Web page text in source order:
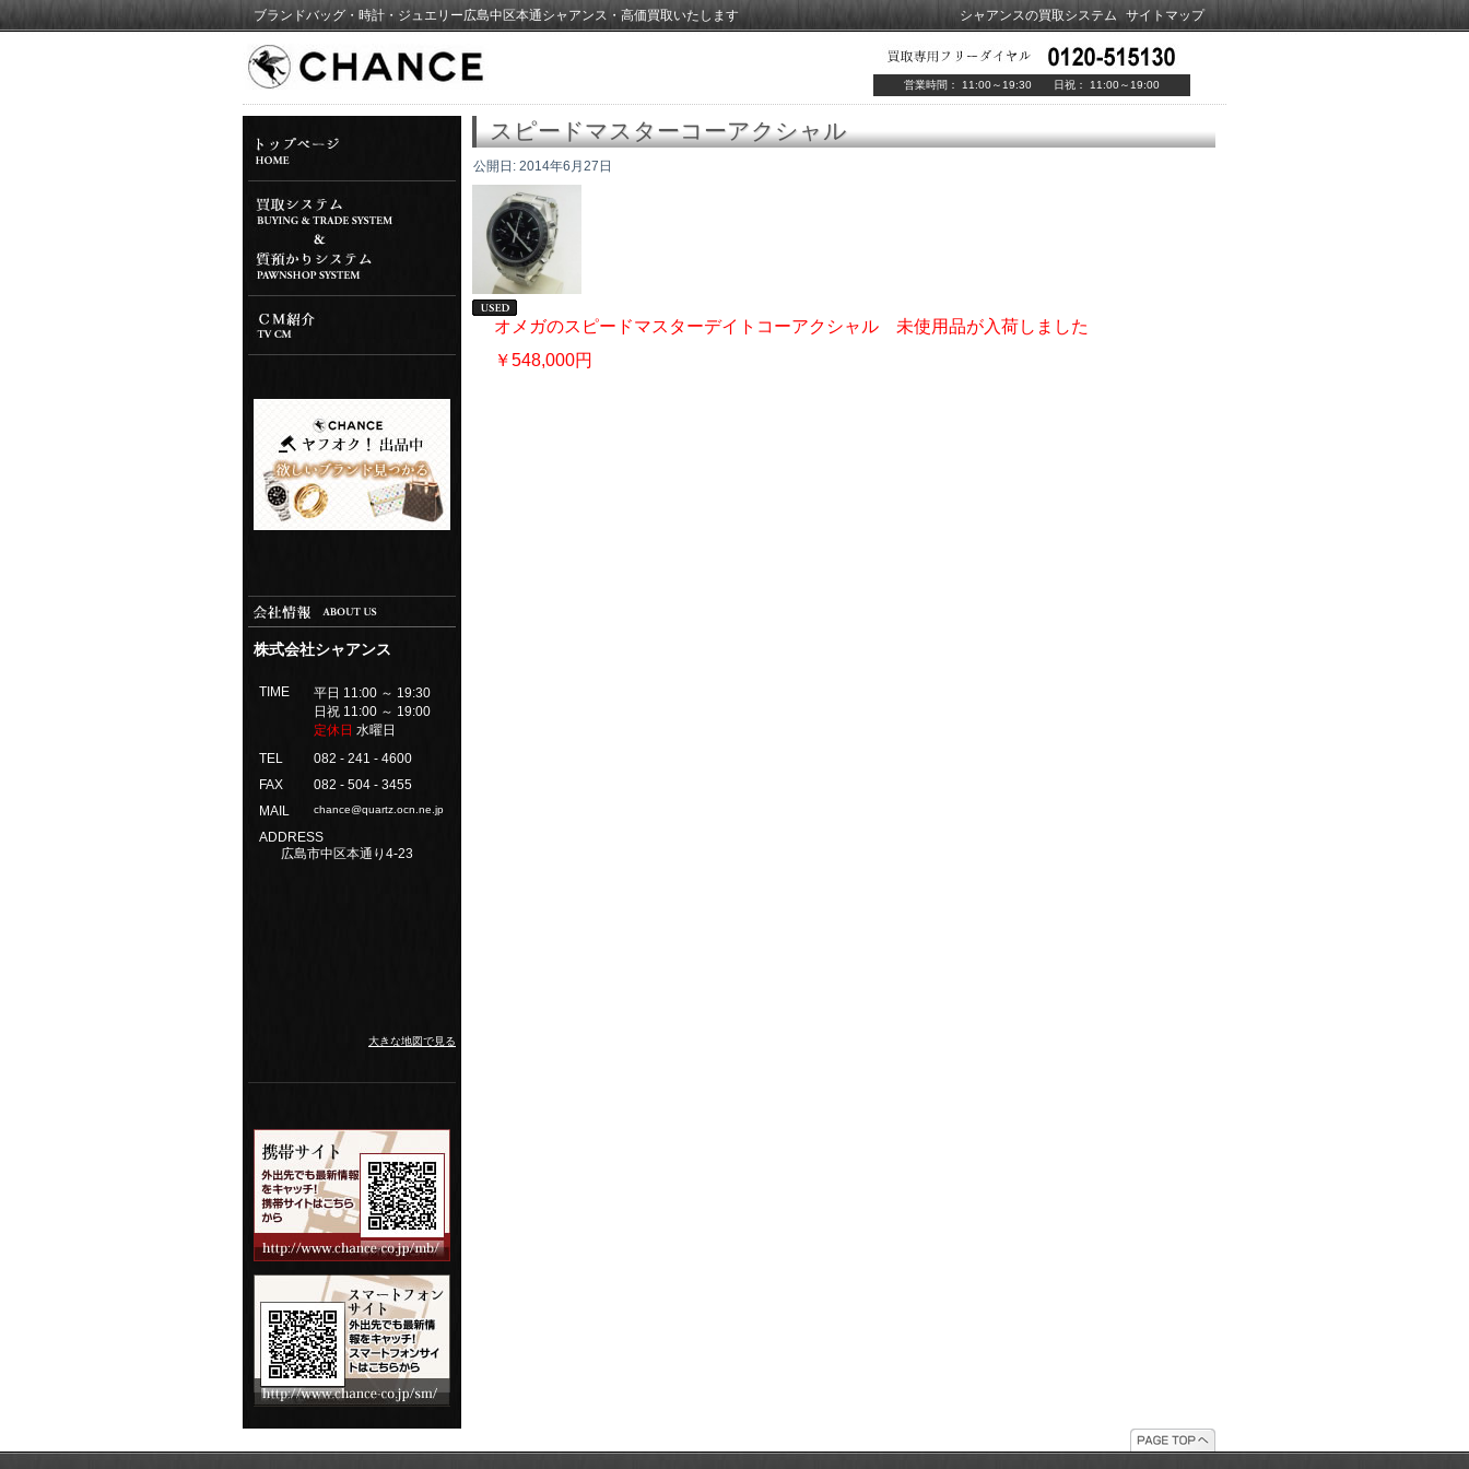
シャアンスの買取システム サイトマップ
ブランドバッグ・時計・ジュエリー広島中区本通シャアンス・高価買取いたします
営業時間： 11:00～19:30 日祝： 11:00～19:00
株式会社シャアンス
TIME
平日 11:00 ～ 19:30
日祝 11:00 ～ 19:00
定休日 水曜日
TEL
082 - 241 - 4600
FAX
082 - 504 - 3455
MAIL
chance@quartz.ocn.ne.jp
ADDRESS
広島市中区本通り4-23
大きな地図で見る
スピードマスターコーアクシャル
公開日: 2014年6月27日
オメガのスピードマスターデイトコーアクシャル 未使用品が入荷しました
￥548,000円